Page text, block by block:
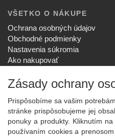
VŠETKO O NÁKUPE
Ochrana osobných údajov
Obchodné podmienky
Nastavenia súkromia
Ako nakupovať
SPOLOČNOSŤ
O nás
Kontakt
Služby
Aktuality
Zásady ochrany
Prispôsobíme sa vašim
stránke prispôsobujeme jej
ponuky a produkty. Kliknutím
používaním cookies a